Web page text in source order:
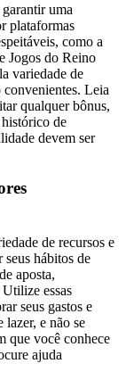
uma
plataformas
como a
Jogos do Reino
variedade de
convenientes. Leia
qualquer bônus,
de
devem ser
de recursos e
seus hábitos de
aposta,
essas
seus gastos e
lazer, e não se
que você conhece
ajuda